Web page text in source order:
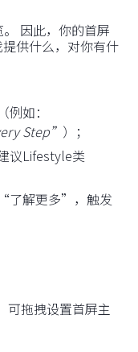
因此，你的首屏
供什么，对你有什
如：
Step” ）；
议Lifestyle类
了解更多”，触发
可拖拽设置首屏主